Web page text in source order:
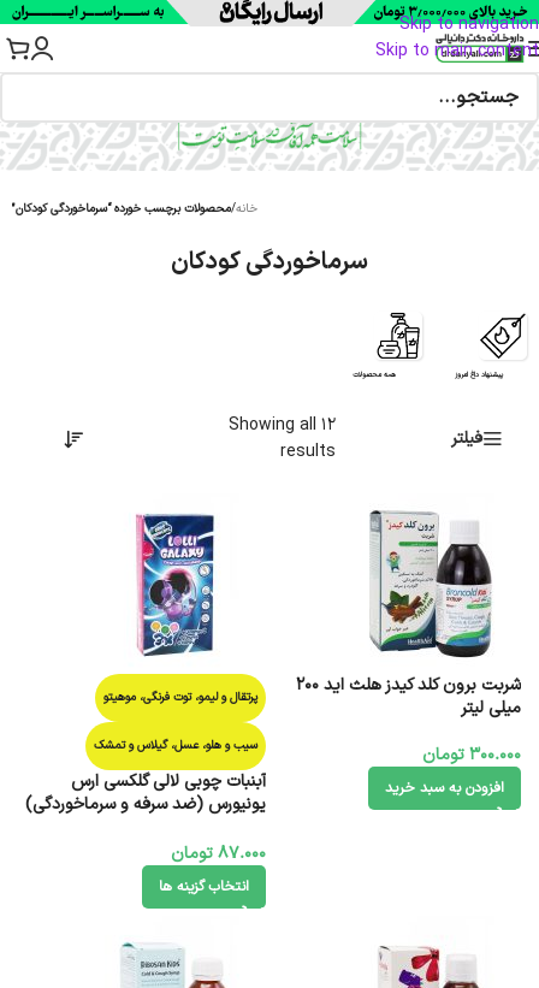
Skip to navigation
Skip to main content
سرماخوردگی کودکان
خانه/محصولات برچسب خورده “سرماخوردگی کودکان”
پیشنهاد داغ امروز همه محصولات
فیلتر
Showing all 12
results
شربت برون کلد کیدز هلث اید 200
میلی لیتر
300.000تومان
افزودن به سبد خرید
پرتقال و لیمو، توت فرنگی، موهیتو
سیب و هلو، عسل، گیلاس و تمشک
آبنبات چوبی لالی گلکسی ارس
یونیورس (ضد سرفه و سرماخوردگی)
87.000تومان
انتخاب گزینه ها